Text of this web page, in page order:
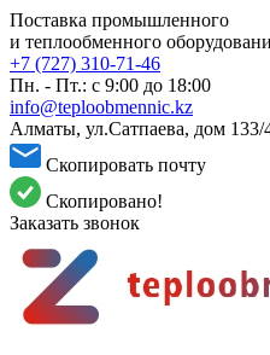
Поставка промышленного
и теплообменного
+7 (727) 310-71-46
Пн. - Пт.: с 9:00 до 18:00
info@teploobmennic.kz
Алматы, ул.Сатпаева, дом 133/
Скопировать почту
Скопировано!
Заказать звонок